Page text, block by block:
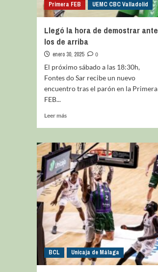
Primera FEB UEMC CBC Valladolid
Llegó la hora de demostrar ante
los de arriba
enero 30, 2025
0
El próximo sábado a las 18:30h,
Fontes do Sar recibe un nuevo
encuentro tras el parón en la Primera
FEB...
Leer más
BCL Unicaja de Málaga